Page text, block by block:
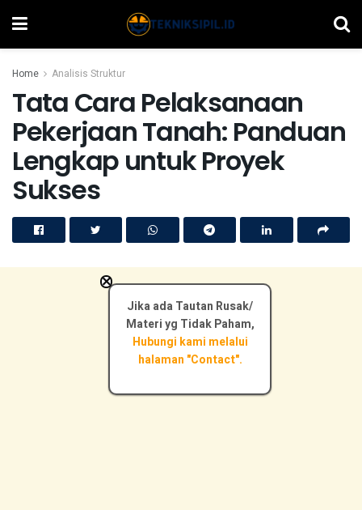
Home Analisis Struktur
Tata Cara Pelaksanaan
Pekerjaan Tanah: Panduan
Lengkap untuk Proyek
Sukses
Jika ada Tautan Rusak/
Materi yg Tidak Paham,
Hubungi kami melalui
halaman "Contact".
×